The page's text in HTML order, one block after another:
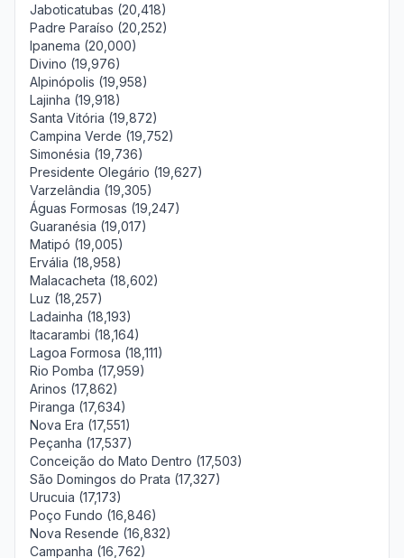
Jaboticatubas (20,418)
Padre Paraíso (20,252)
Ipanema (20,000)
Divino (19,976)
Alpinópolis (19,958)
Lajinha (19,918)
Santa Vitória (19,872)
Campina Verde (19,752)
Simonésia (19,736)
Presidente Olegário (19,627)
Varzelândia (19,305)
Águas Formosas (19,247)
Guaranésia (19,017)
Matipó (19,005)
Ervália (18,958)
Malacacheta (18,602)
Luz (18,257)
Ladainha (18,193)
Itacarambi (18,164)
Lagoa Formosa (18,111)
Rio Pomba (17,959)
Arinos (17,862)
Piranga (17,634)
Nova Era (17,551)
Peçanha (17,537)
Conceição do Mato Dentro (17,503)
São Domingos do Prata (17,327)
Urucuia (17,173)
Poço Fundo (16,846)
Nova Resende (16,832)
Campanha (16,762)